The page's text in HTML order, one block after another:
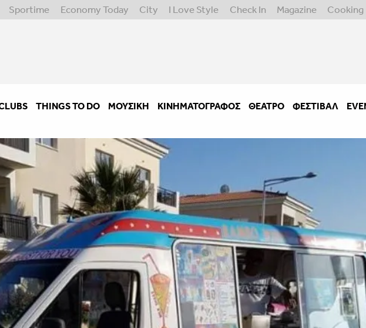
Sportime Economy Today City I Love Style Check In Magazine Cooking
THINGS TO DO ΜΟΥΣΙΚΉ ΚΙΝΗΜΑΤΟΓΡΆΦΟΣ ΘΈΑΤΡΟ ΦΕΣΤΙΒΑΛ